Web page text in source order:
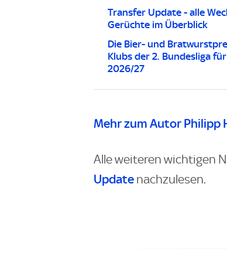
Transfer Update - alle
Gerüchte im Überblick
Die Bier- und
Klubs der 2. Bundesliga
2026/27
Mehr zum Autor Philipp
Alle weiteren wichtigen
Update nachzulesen.